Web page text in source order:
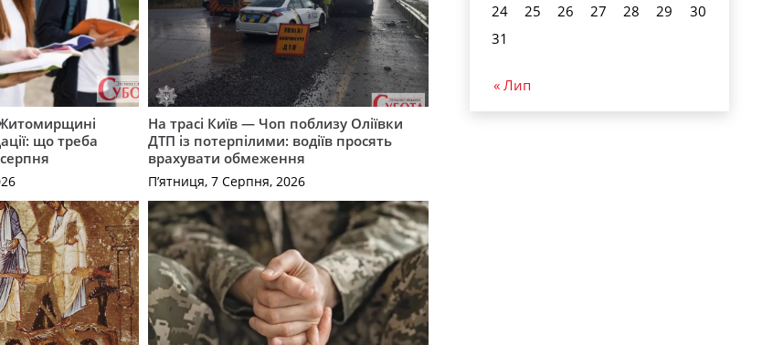
що треба
На трасі Київ — Чоп поблизу Оліївки
ДТП із потерпілими: водіїв просять
врахувати обмеження
П’ятниця, 7 Серпня, 2026
24
25 26 27 28 29
30
31
« Лип